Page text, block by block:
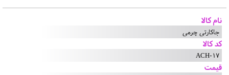
نام کالا
جاکارتی چرمی
کد کالا
ACH-17
قیمت